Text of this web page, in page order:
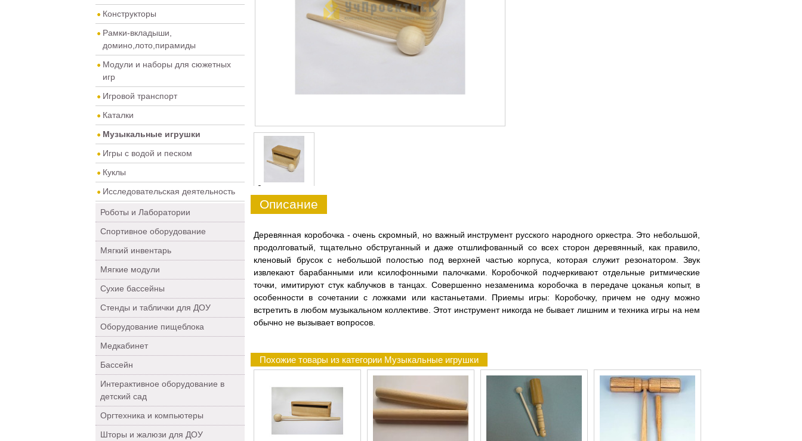
Конструкторы
Рамки-вкладыши,
домино,лото,пирамиды
Модули и наборы для сюжетных
игр
Игровой транспорт
Каталки
Музыкальные игрушки
Игры с водой и песком
Куклы
Исследовательская деятельность
Роботы и Лаборатории
Спортивное оборудование
Мягкий инвентарь
Мягкие модули
Сухие бассейны
Стенды и таблички для ДОУ
Оборудование пищеблока
Медкабинет
Бассейн
Интерактивное оборудование в
детский сад
Оргтехника и компьютеры
Шторы и жалюзи для ДОУ
0
Описание
Деревянная коробочка - очень скромный, но важный инструмент русского народного оркестра. Это небольшой,
продолговатый, тщательно обструганный и даже отшлифованный со всех сторон деревянный, как правило,
кленовый брусок с небольшой полостью под верхней частью корпуса, которая служит резонатором. Звук
извлекают барабанными или ксилофонными палочками. Коробочкой подчеркивают отдельные ритмические
точки, имитируют стук каблучков в танцах. Совершенно незаменима коробочка в передаче цоканья копыт, в
особенности в сочетании с ложками или кастаньетами. Приемы игры: Коробочку, причем не одну можно
встретить в любом музыкальном коллективе. Этот инструмент никогда не бывает лишним и техника игры на нем
обычно не вызывает вопросов.
Похожие товары из категории Музыкальные игрушки